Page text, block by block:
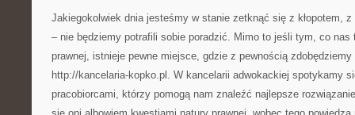
Jakiegokolwiek dnia jesteśmy w stanie zetknąć się z kłopotem,
– nie będziemy potrafili sobie poradzić. Mimo to jeśli tym, co nas
prawnej, istnieje pewne miejsce, gdzie z pewnością
http://kancelaria-kopko.pl. W kancelarii adwokackiej spotykamy
pracobiorcami, którzy pomogą nam znaleźć najlepsze